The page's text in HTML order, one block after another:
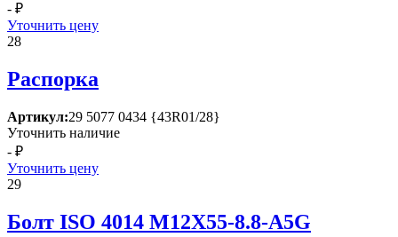
- ₽
Уточнить цену
28
Распорка
Артикул:29 5077 0434 {43R01/28}
Уточнить наличие
- ₽
Уточнить цену
29
Болт ISО 4014 М12Х55-8.8-А5G